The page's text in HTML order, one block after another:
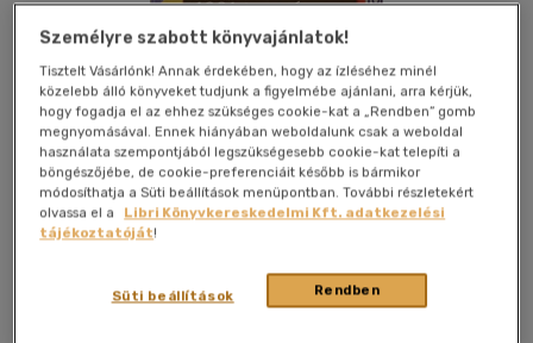
Kívánságlistához adom
Személyre szabott könyvajánlatok!
Tisztelt Vásárlónk! Annak érdekében, hogy az ízléséhez minél
közelebb álló könyveket tudjunk a figyelmébe ajánlani, arra kérjük,
hogy fogadja el az ehhez szükséges cookie-kat a „Rendben” gomb
megnyomásával. Ennek hiányában weboldalunk csak a weboldal
használata szempontjából legszükségesebb cookie-kat telepíti a
böngészőjébe, de cookie-preferenciáit később is bármikor
módosíthatja a Süti beállítások menüpontban. További részletekért
olvassa el a
Libri Könyvkereskedelmi Kft. adatkezelési
tájékoztatóját!
Rendben
Süti beállítások